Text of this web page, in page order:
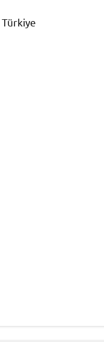
Türkiye